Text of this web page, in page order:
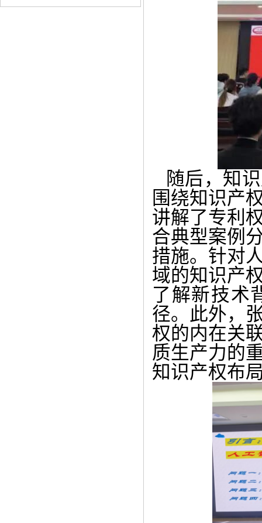
随后，知
围绕知识产
讲解了专利
合典型案例
措施。针对
域的知识产
了解新技术
径。此外，
权的内在关
质生产力的
知识产权布